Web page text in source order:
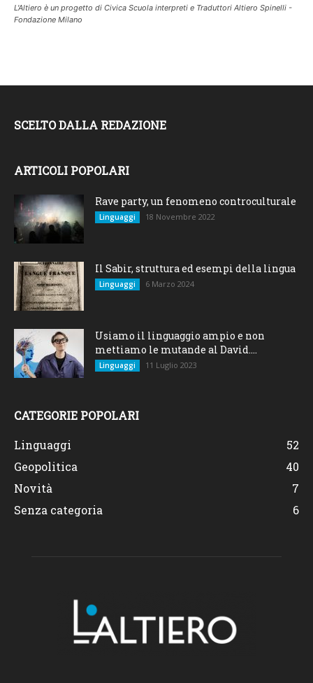
L'Altiero è un progetto di Civica Scuola interpreti e Traduttori Altiero Spinelli -
Fondazione Milano
SCELTO DALLA REDAZIONE
ARTICOLI POPOLARI
Rave party, un fenomeno controculturale
Linguaggi 18 Novembre 2022
Il Sabir, struttura ed esempi della lingua
Linguaggi 6 Marzo 2024
Usiamo il linguaggio ampio e non
mettiamo le mutande al David....
Linguaggi 11 Luglio 2023
CATEGORIE POPOLARI
Linguaggi
52
Geopolitica
40
Novità
7
Senza categoria
6